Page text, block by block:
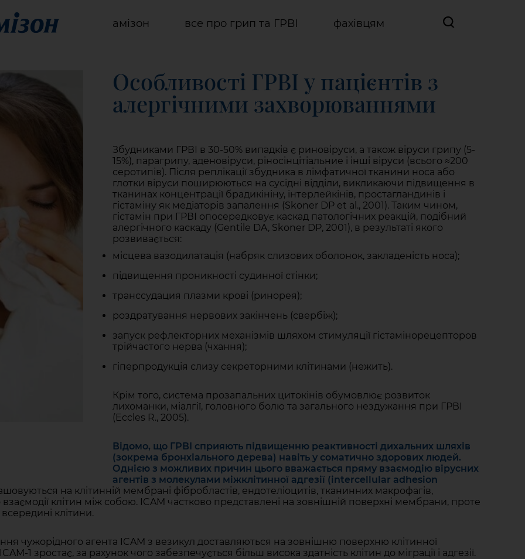
амізон все про грип та ГРВІ фахівцям
Особливості ГРВІ у пацієнтів з
алергічними захворюваннями
Збудниками ГРВІ в 30-50% випадків є риновіруси, а також віруси грипу (5-
15%), парагрипу, аденовіруси, ріносінцітіальние і інші віруси (всього ≈200
серотипів). Після реплікації збудника в лімфатичної тканини носа або
глотки віруси поширюються на сусідні відділи, викликаючи підвищення в
тканинах концентрації брадикініну, інтерлейкінів, простагландинів і
гістаміну як медіаторів запалення (Skoner DP et al., 2001). Таким чином,
гістамін при ГРВІ опосередковує каскад патологічних реакцій, подібний
алергічного каскаду (Gentile DA, Skoner DP, 2001), в результаті якого
розвивається:
місцева вазодилатація (набряк слизових оболонок, закладеність носа);
підвищення проникності судинної стінки;
транссудация плазми крові (ринорея);
роздратування нервових закінчень (свербіж);
запуск рефлекторних механізмів шляхом стимуляції гістамінорецепторов
трійчастого нерва (чхання);
гіперпродукція слизу секреторними клітинами (нежить).
Крім того, система прозапальних цитокінів обумовлює розвиток
лихоманки, міалгії, головного болю та загального нездужання при ГРВІ
(Eccles R., 2005).
Відомо, що ГРВІ сприяють підвищенню реактивності дихальних шляхів
(зокрема бронхіального дерева) навіть у соматично здорових людей.
Однією з можливих причин цього вважається пряму взаємодію вірусних
агентів з молекулами міжклітинної адгезії (intercellular adhesion
на клітинній мембрані фібробластів, ендотеліоцитів, тканинних макрофагів,
клітин між собою. ICAM частково представлені на зовнішній поверхні мембрани, проте
клітини.
чужорідного агента ICAM з везикул доставляються на зовнішню поверхню клітинної
1 зростає, за рахунок чого забезпечується більш висока здатність клітин до міграції і адгезії.